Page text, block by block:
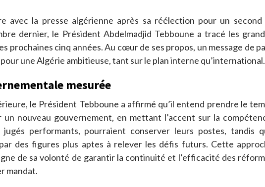
avec la presse algérienne après sa réélection pour un
dernier, le Président Abdelmadjid Tebboune a tracé les
prochaines cinq années. Au cœur de ses propos, un message de
une Algérie ambitieuse, tant sur le plan interne qu’international.
mesurée
le Président Tebboune a affirmé qu’il entend prendre le
nouveau gouvernement, en mettant l’accent sur la
jugés performants, pourraient conserver leurs postes, tandis
des figures plus aptes à relever les défis futurs. Cette
de sa volonté de garantir la continuité et l’efficacité des
mandat.